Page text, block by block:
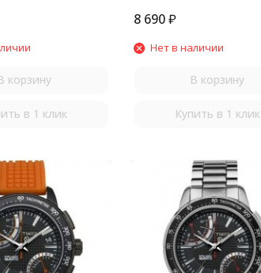
корзину
в 1 клик
8 690 ₽
Нет в наличии
В корзину
Купить в 1 клик